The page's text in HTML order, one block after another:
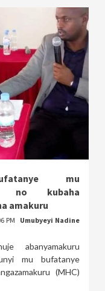
mu
no kubaha
amakuru
PM
Umubyeyi Nadine
abanyamakuru
mu bufatanye
(MHC)